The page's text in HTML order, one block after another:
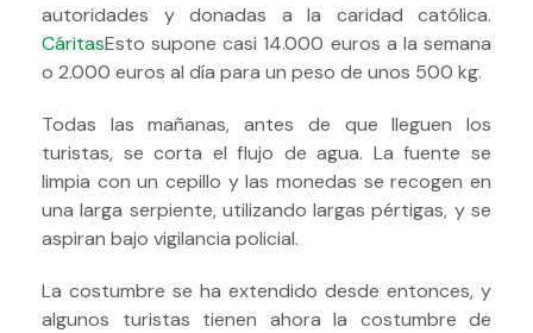
autoridades y donadas a la caridad católica.
CáritasEsto supone casi 14.000 euros a la semana
o 2.000 euros al día para un peso de unos 500 kg.
Todas las mañanas, antes de que lleguen los
turistas, se corta el flujo de agua. La fuente se
limpia con un cepillo y las monedas se recogen en
una larga serpiente, utilizando largas pértigas, y se
aspiran bajo vigilancia policial.
La costumbre se ha extendido desde entonces, y
algunos turistas tienen ahora la costumbre de